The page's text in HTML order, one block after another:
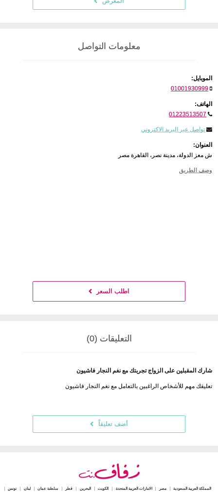
معلومات التواصل
الموبايل:
01001930999
الهاتف:
01223513507
تواصل عبر البريد الاكتروني
العنوان:
ش معز الدولة، مدينة نصر، القاهرة مصر
وصف الطريق
اطلب السعر
التعليقات (0)
شارك المقبلين على الزواج تجربتك مع نغم النجار فاشيون
تعليقك مهم للأشخاص الراغبين بالتعامل مع نغم النجار فاشيون
أضف تعليقاً
المملكة العربية السعودية مصر الامارات العربية المتحدة الكويت البحرين قطر سلطنة عمان لبنان تونس